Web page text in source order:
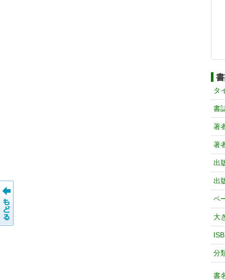
タ
書
著
著
出
出
ペ
大
分
書